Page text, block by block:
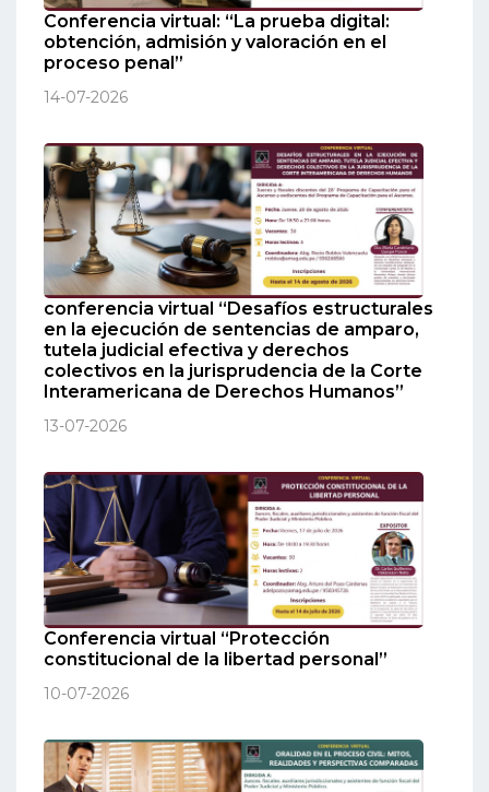
Conferencia virtual: “La prueba digital:
obtención, admisión y valoración en el
proceso penal”
14-07-2026
conferencia virtual “Desafíos estructurales
en la ejecución de sentencias de amparo,
tutela judicial efectiva y derechos
colectivos en la jurisprudencia de la Corte
Interamericana de Derechos Humanos”
13-07-2026
Conferencia virtual “Protección
constitucional de la libertad personal”
10-07-2026